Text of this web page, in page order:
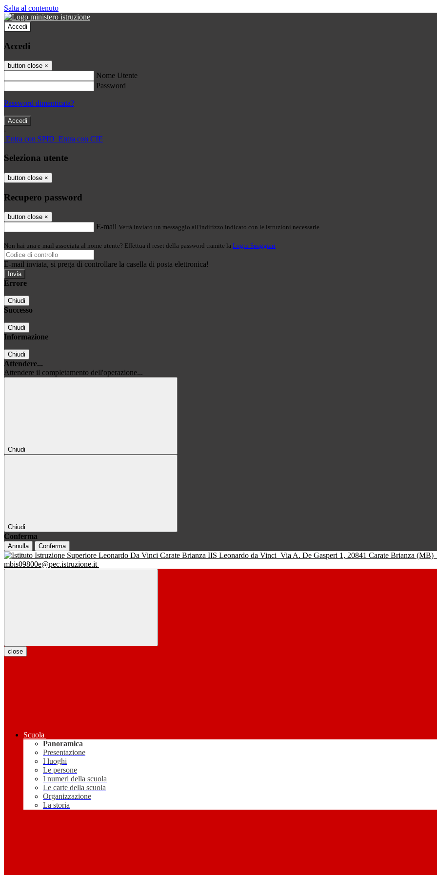
Salta al contenuto
Accedi
Accedi
button close ×
Nome Utente
Password
Password dimenticata?
-
Entra con SPID Entra con CIE
Seleziona utente
button close ×
Recupero password
button close ×
E-mail Verrà inviato un messaggio all'indirizzo indicato con le istruzioni necessarie.
Non hai una e-mail associata al nome utente? Effettua il reset della password tramite la Login Spaggiari
E-mail inviata, si prega di controllare la casella di posta elettronica!
Errore
Chiudi
Successo
Chiudi
Informazione
Chiudi
Attendere...
Attendere il completamento dell'operazione...
Chiudi
Chiudi
Conferma
Annulla Conferma
IIS Leonardo da Vinci Via A. De Gasperi 1, 20841 Carate Brianza (MB)
mbis09800e@pec.istruzione.it
close
Scuola
Panoramica
Presentazione
I luoghi
Le persone
I numeri della scuola
Le carte della scuola
Organizzazione
La storia